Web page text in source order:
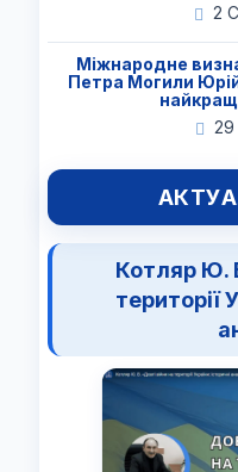
2
Міжнародне
Петра Могили
29
Котляр Ю.
території